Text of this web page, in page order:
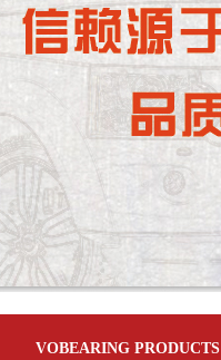
VOBEARING PRODUCTS